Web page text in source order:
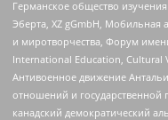
Германское общество
Эберта, XZ gGmbH, Мобильная
и миротворчества, Форум
International Education, Cultural
Антивоенное движение
отношений и государственной
канадский демократический